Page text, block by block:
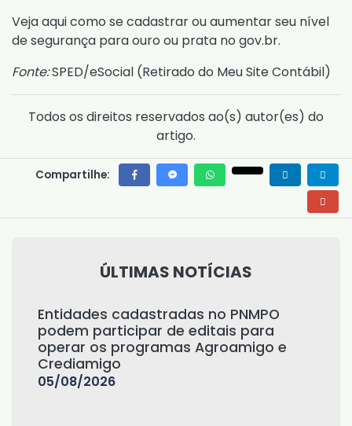
Vejaaquicomo se cadastrar ou aumentar seu nível
de segurança para ouro ou prata no gov.br.
Fonte:SPED/eSocial (Retirado do Meu Site Contábil)
Todos os direitos reservados ao(s) autor(es) do
artigo.
Compartilhe:
ÚLTIMAS NOTÍCIAS
Entidades cadastradas no PNMPO
podem participar de editais para
operar os programas Agroamigo e
Crediamigo
05/08/2026